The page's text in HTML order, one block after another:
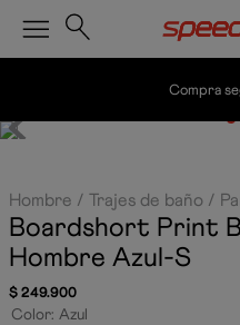
Hombre Trajes de baño
Boardshort Print
Hombre Azul-S
$249.900
Color: Azul